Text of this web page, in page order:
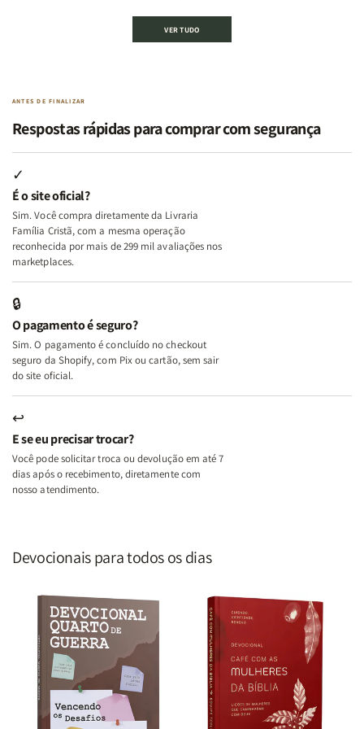
|
Minhas
Lutas
e
Deus
+
A
Mulher
Lar
Edificando
Eu,
Minhas
Lutas
+
A
Lar
Kit
Mulher
Segundo
Mulher
Segundo
VER TUDO
ANTES DE FINALIZAR
Respostas rápidas para comprar com segurança
✓
É o site oficial?
Sim. Você compra diretamente da Livraria
Família Cristã, com a mesma operação
reconhecida por mais de 299 mil avaliações nos
marketplaces.
🔒
O pagamento é seguro?
Sim. O pagamento é concluído no checkout
seguro da Shopify, com Pix ou cartão, sem sair
do site oficial.
↩
E se eu precisar trocar?
Você pode solicitar troca ou devolução em até 7
dias após o recebimento, diretamente com
nosso atendimento.
Devocionais para todos os dias